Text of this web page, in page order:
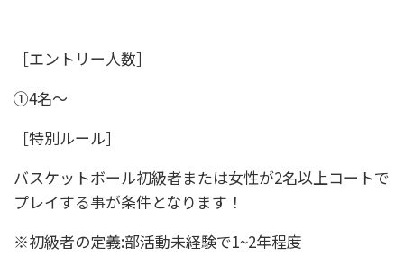
［エントリー人数］
①4名〜
［特別ルール］
バスケットボール初級者または女性が2名以上コートで
プレイする事が条件となります！
※初級者の定義:部活動未経験で1~2年程度